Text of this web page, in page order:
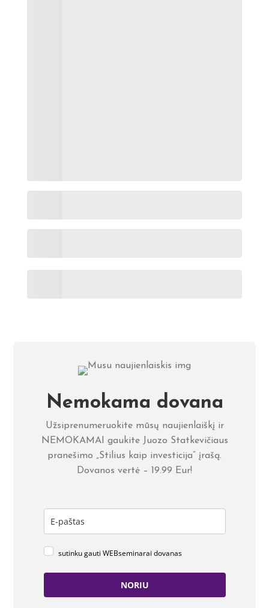
Nemokama dovana
Užsiprenumeruokite mūsų naujienlaiškį ir
NEMOKAMAI gaukite Juozo Statkevičiaus
pranešimo „Stilius kaip investicija” įrašą.
Dovanos vertė – 19.99 Eur!
sutinku gauti WEBseminarai dovanas
NORIU